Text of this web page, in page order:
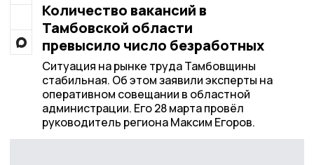
Количество вакансий в
Тамбовской области
превысило число безработных
Ситуация на рынке труда Тамбовщины
стабильная. Об этом заявили эксперты на
оперативном совещании в областной
администрации. Его 28 марта провёл
руководитель региона Максим Егоров.